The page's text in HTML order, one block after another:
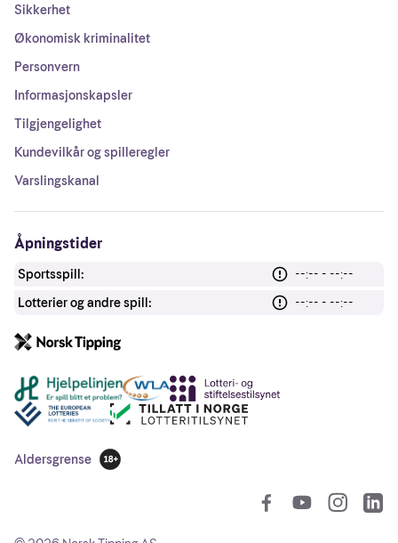
Sikkerhet
Økonomisk kriminalitet
Personvern
Informasjonskapsler
Tilgjengelighet
Kundevilkår og spilleregler
Varslingskanal
Åpningstider
Sportsspill:
--:-- - --:--
Lotterier og andre spill:
--:-- - --:--
Andre lenker
Aldersgrense
18 år